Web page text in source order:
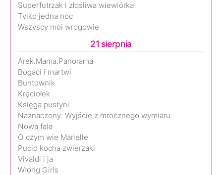
Superfutrzak i złośliwa wiewiórka
Tylko jedna noc
Wszyscy moi wrogowie
21 sierpnia
Arek.Mama.Panorama
Bogaci i martwi
Buntownik
Kręciołek
Księga pustyni
Naznaczony: Wyjście z mrocznego wymiaru
Nowa fala
O czym wie Marielle
Pucio kocha zwierzaki
Vivaldi i ja
Wrong Girls